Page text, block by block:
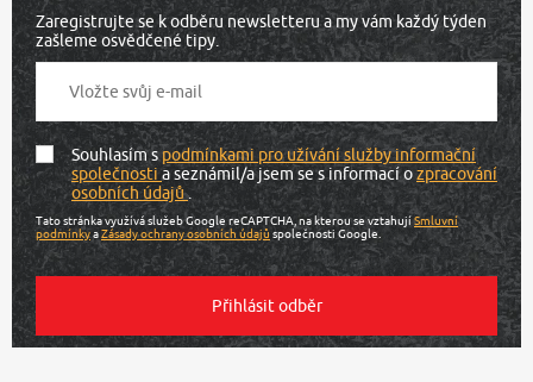
Zaregistrujte se k odběru newsletteru a my vám každý týden
zašleme osvědčené tipy.
Souhlasím spodmínkami pro užívání služby informační
společnostia seznámil/a jsem se s informací ozpracování
osobních údajů.
Tato stránka využívá služeb Google reCAPTCHA, na kterou se vztahujíSmluvní
podmínkyaZásady ochrany osobních údajů společnosti Google.